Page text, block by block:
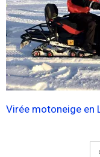
Virée motoneige en